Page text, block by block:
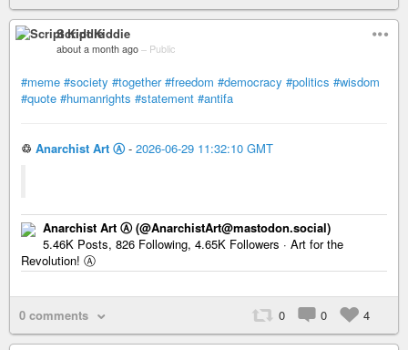
Script Kiddie
about a month ago – Public
#meme #society #together #freedom #democracy #politics #wisdom
#quote #humanrights #statement #antifa
♲ Anarchist Art Ⓐ - 2026-06-29 11:32:10 GMT
Anarchist Art Ⓐ (@AnarchistArt@mastodon.social)
5.46K Posts, 826 Following, 4.65K Followers · Art for the
Revolution! Ⓐ
0 comments 0 0 4